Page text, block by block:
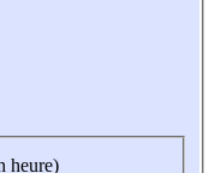
heure)